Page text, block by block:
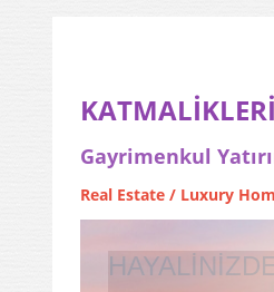
Gayrimenkul
Real Estate / Luxury